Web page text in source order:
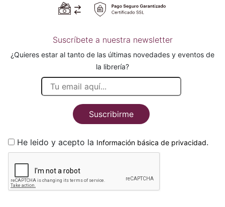
Suscríbete a nuestra newsletter
¿Quieres estar al tanto de las últimas novedades y eventos de
la librería?
Suscribirme
He leido y acepto la Información básica de privacidad.